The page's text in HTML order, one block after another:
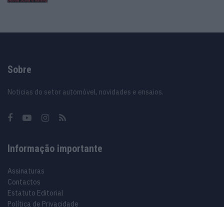
Sobre
Noticias do setor automóvel, novidades e ensaios.
Informação importante
Assinaturas
Contactos
Estatuto Editorial
Política de Privacidade